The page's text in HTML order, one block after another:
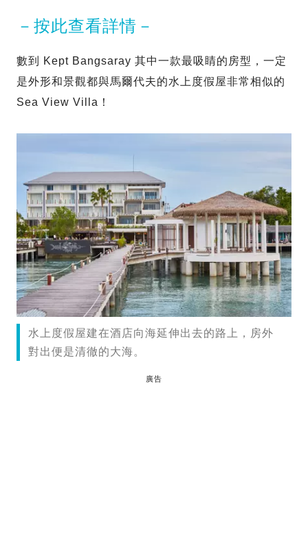
－按此查看詳情－
數到 Kept Bangsaray 其中一款最吸睛的房型，一定
是外形和景觀都與馬爾代夫的水上度假屋非常相似的
Sea View Villa！
水上度假屋建在酒店向海延伸出去的路上，房外
對出便是清徹的大海。
廣告